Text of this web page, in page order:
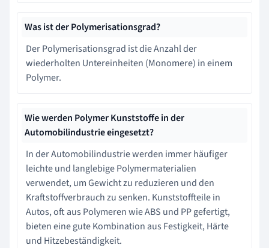
Was ist der Polymerisationsgrad?
Der Polymerisationsgrad ist die Anzahl der
wiederholten Untereinheiten (Monomere) in einem
Polymer.
Wie werden Polymer Kunststoffe in der
Automobilindustrie eingesetzt?
In der Automobilindustrie werden immer häufiger
leichte und langlebige Polymermaterialien
verwendet, um Gewicht zu reduzieren und den
Kraftstoffverbrauch zu senken. Kunststoffteile in
Autos, oft aus Polymeren wie ABS und PP gefertigt,
bieten eine gute Kombination aus Festigkeit, Härte
und Hitzebeständigkeit.